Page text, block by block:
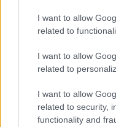
I want to allow
related to
I want to allow
related to
I want to allow
related to security,
functionality and